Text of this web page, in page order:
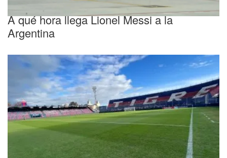
Despedida
A qué hora llega Lionel Messi a la
Argentina